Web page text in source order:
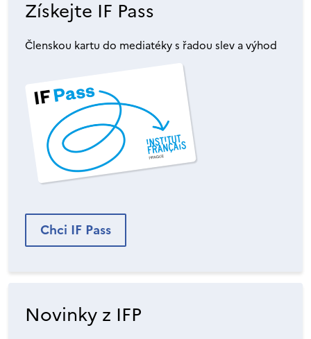
Získejte IF Pass
Členskou kartu do mediatéky s řadou slev a výhod
Chci IF Pass
Novinky z IFP